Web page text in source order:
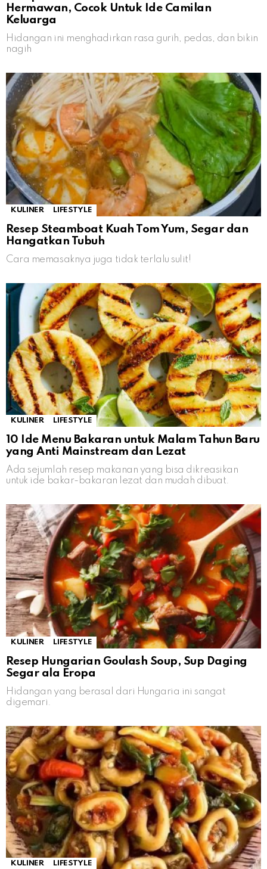
Hermawan, Cocok Untuk Ide Camilan
Keluarga
Hidangan ini menghadirkan rasa gurih, pedas, dan bikin
nagih
KULINER LIFESTYLE
Resep Steamboat Kuah Tom Yum, Segar dan
Hangatkan Tubuh
Cara memasaknya juga tidak terlalu sulit!
KULINER LIFESTYLE
10 Ide Menu Bakaran untuk Malam Tahun Baru
yang Anti Mainstream dan Lezat
Ada sejumlah resep makanan yang bisa dikreasikan
untuk ide bakar-bakaran lezat dan mudah dibuat.
KULINER LIFESTYLE
Resep Hungarian Goulash Soup, Sup Daging
Segar ala Eropa
Hidangan yang berasal dari Hungaria ini sangat
digemari.
KULINER LIFESTYLE